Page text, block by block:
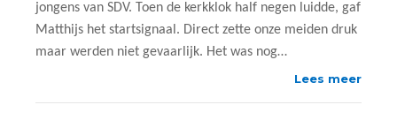
jongens van SDV. Toen de kerkklok half negen luidde, gaf
Matthijs het startsignaal. Direct zette onze meiden druk
maar werden niet gevaarlijk. Het was nog…
Lees meer